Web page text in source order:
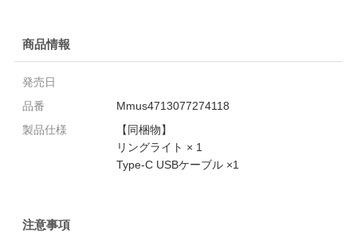
商品情報
発売日
品番
Mmus4713077274118
製品仕様
【同梱物】
リングライト × 1
Type-C USBケーブル ×1
注意事項